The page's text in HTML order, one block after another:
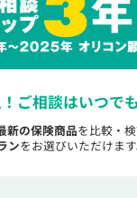
ご相談はいつで
新の保険商品を比較・
ンをお選びいただけます